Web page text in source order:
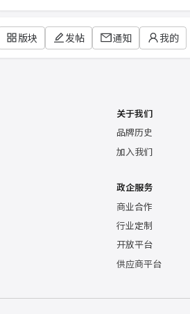
版块 发帖 通知 我的
关于我们
品牌历史
加入我们
政企服务
商业合作
行业定制
开放平台
供应商平台